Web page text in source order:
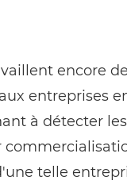
encore
entreprises
à détecter
telle